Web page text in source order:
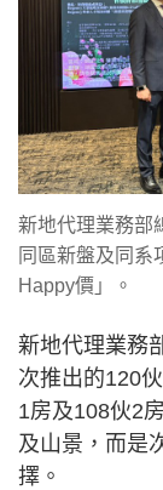
新地代理業務部
同區新盤及同系
Happy價」。
新地代理業務
次推出的120
1房及108伙2
及山景，而是
擇。